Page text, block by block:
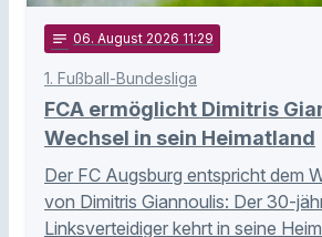
notes 06. August 2026 11:29
1. Fußball-Bundesliga
FCA ermöglicht Dimitris
Wechsel in sein Heimatland
Der FC Augsburg entspricht dem
von Dimitris Giannoulis: Der 30-
Linksverteidiger kehrt in seine